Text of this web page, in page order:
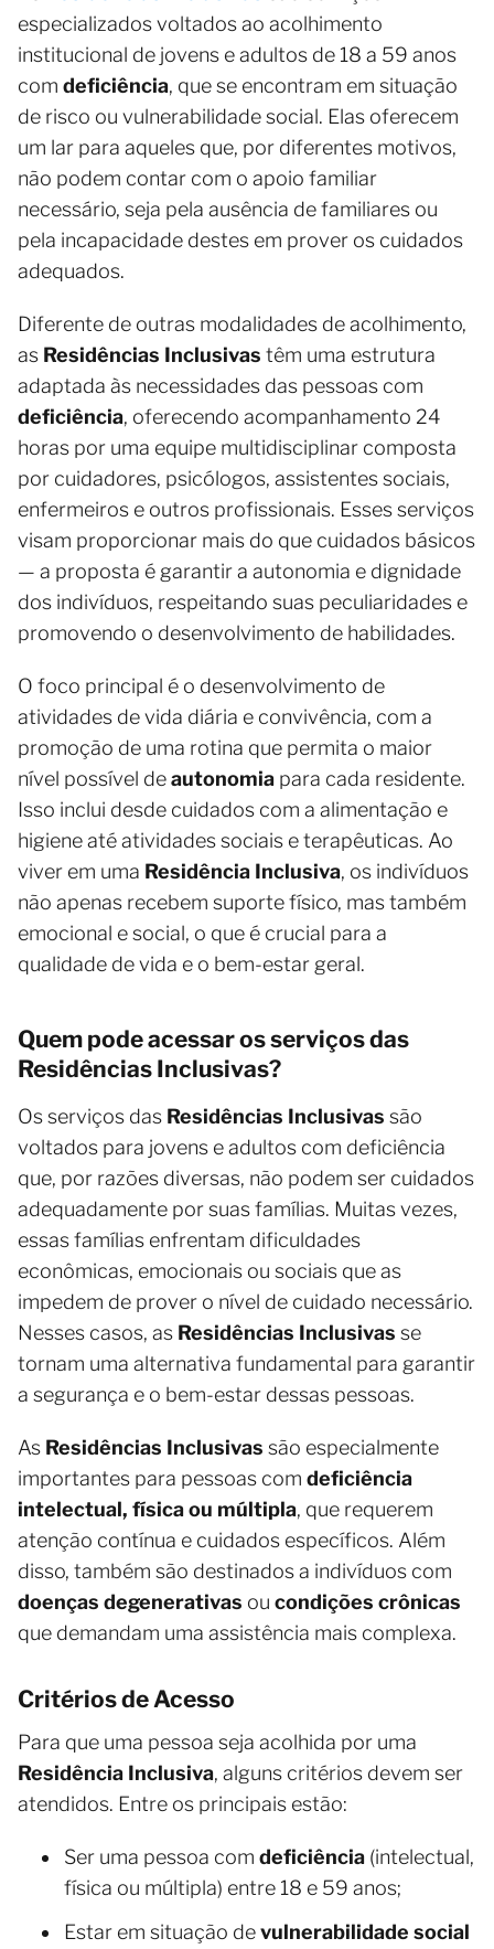
especializados voltados ao acolhimento
institucional de jovens e adultos de 18 a 59 anos
com deficiência, que se encontram em situação
de risco ou vulnerabilidade social. Elas oferecem
um lar para aqueles que, por diferentes motivos,
não podem contar com o apoio familiar
necessário, seja pela ausência de familiares ou
pela incapacidade destes em prover os cuidados
adequados.
Diferente de outras modalidades de acolhimento,
as Residências Inclusivas têm uma estrutura
adaptada às necessidades das pessoas com
deficiência, oferecendo acompanhamento 24
horas por uma equipe multidisciplinar composta
por cuidadores, psicólogos, assistentes sociais,
enfermeiros e outros profissionais. Esses serviços
visam proporcionar mais do que cuidados básicos
— a proposta é garantir a autonomia e dignidade
dos indivíduos, respeitando suas peculiaridades e
promovendo o desenvolvimento de habilidades.
O foco principal é o desenvolvimento de
atividades de vida diária e convivência, com a
promoção de uma rotina que permita o maior
nível possível deautonomia para cada residente.
Isso inclui desde cuidados com a alimentação e
higiene até atividades sociais e terapêuticas. Ao
viver em uma Residência Inclusiva, os indivíduos
não apenas recebem suporte físico, mas também
emocional e social, o que é crucial para a
qualidade de vida e o bem-estar geral.
Quem pode acessar os serviços das
Residências Inclusivas?
Os serviços das Residências Inclusivas são
voltados para jovens e adultos com deficiência
que, por razões diversas, não podem ser cuidados
adequadamente por suas famílias. Muitas vezes,
essas famílias enfrentam dificuldades
econômicas, emocionais ou sociais que as
impedem de prover o nível de cuidado necessário.
Nesses casos, as Residências Inclusivas se
tornam uma alternativa fundamental para garantir
a segurança e o bem-estar dessas pessoas.
As Residências Inclusivas são especialmente
importantes para pessoas com deficiência
intelectual, física ou múltipla, que requerem
atenção contínua e cuidados específicos. Além
disso, também são destinados a indivíduos com
doenças degenerativas ou condições crônicas
que demandam uma assistência mais complexa.
Critérios de Acesso
Para que uma pessoa seja acolhida por uma
Residência Inclusiva, alguns critérios devem ser
atendidos. Entre os principais estão:
Ser uma pessoa com deficiência (intelectual,
física ou múltipla) entre 18 e 59 anos;
Estar em situação devulnerabilidade social